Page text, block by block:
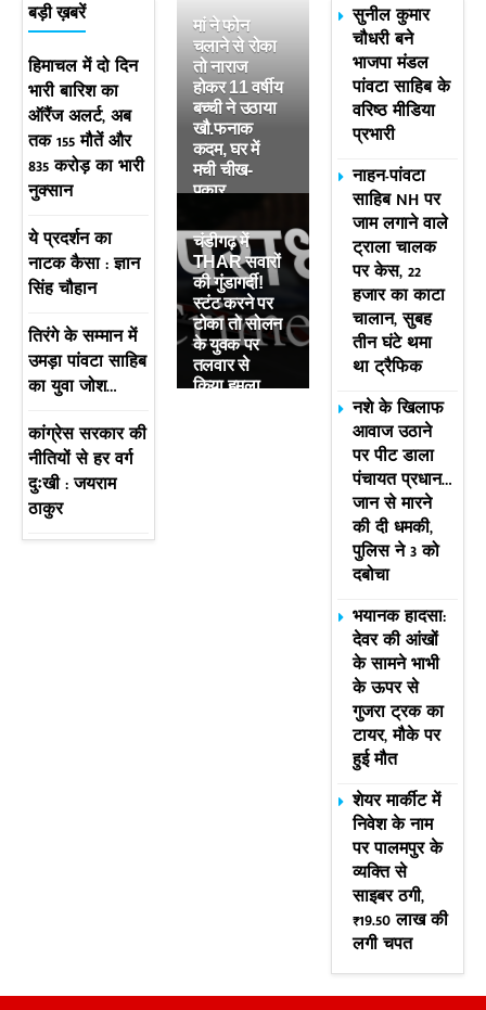
बड़ी ख़बरें
हिमाचल में दो दिन
भारी बारिश का
ऑरैंज अलर्ट, अब
तक 155 मौतें और
835 करोड़ का भारी
नुक्सान
ये प्रदर्शन का
नाटक कैसा : ज्ञान
सिंह चौहान
तिरंगे के सम्मान में
उमड़ा पांवटा साहिब
का युवा जोश…
कांग्रेस सरकार की
नीतियों से हर वर्ग
दुःखी : जयराम
ठाकुर
मां ने फोन
चलाने से रोका
तो नाराज
होकर 11 वर्षीय
बच्ची ने उठाया
खौ.फनाक
कदम, घर में
मची चीख-
पुकार
चंडीगढ़ में
THAR सवारों
की गुंडागर्दी!
स्टंट करने पर
टोका तो सोलन
के युवक पर
तलवार से
किया हमला
सुनील कुमार
चौधरी बने
भाजपा मंडल
पांवटा साहिब के
वरिष्ठ मीडिया
प्रभारी
नाहन-पांवटा
साहिब NH पर
जाम लगाने वाले
ट्राला चालक
पर केस, 22
हजार का काटा
चालान, सुबह
तीन घंटे थमा
था ट्रैफिक
नशे के खिलाफ
आवाज उठाने
पर पीट डाला
पंचायत प्रधान…
जान से मारने
की दी धमकी,
पुलिस ने 3 को
दबोचा
भयानक हादसा:
देवर की आंखों
के सामने भाभी
के ऊपर से
गुजरा ट्रक का
टायर, मौके पर
हुई मौत
शेयर मार्कीट में
निवेश के नाम
पर पालमपुर के
व्यक्ति से
साइबर ठगी,
₹19.50 लाख की
लगी चपत